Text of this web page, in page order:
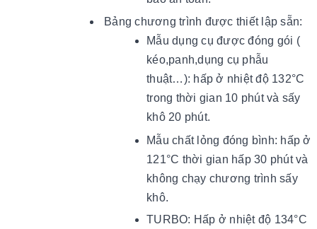
Bảng chương trình được thiết lập sẵn:
Mẫu dụng cụ được đóng gói (
kéo,panh,dụng cụ phẫu
thuật…): hấp ở nhiệt độ 132°C
trong thời gian 10 phút và sấy
khô 20 phút.
Mẫu chất lỏng đóng bình: hấp ở
121°C thời gian hấp 30 phút và
không chạy chương trình sấy
khô.
TURBO: Hấp ở nhiệt độ 134°C